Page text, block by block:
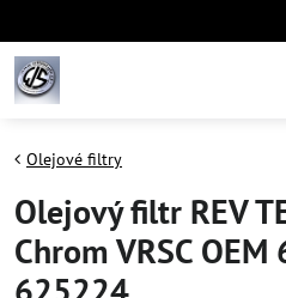
Olejové filtry
Olejový filtr REV
Chrom VRSC